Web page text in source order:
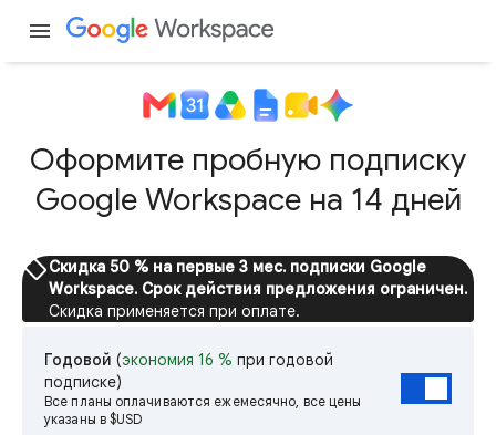
menu
Оформите пробную подписку
Google Workspace на 14 дней
sellСкидка 50 % на первые 3 мес. подписки Google
Workspace. Срок действия предложения ограничен.
Скидка применяется при оплате.
Годовой (экономия 16 % при годовой
подписке)
Все планы оплачиваются ежемесячно, все цены
указаны в $USD